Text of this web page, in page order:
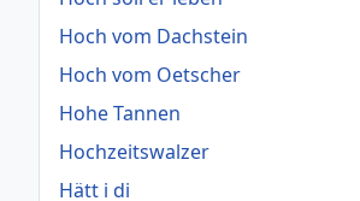
Hoch vom Dachstein
Hoch vom Oetscher
Hohe Tannen
Hochzeitswalzer
Hätt i di